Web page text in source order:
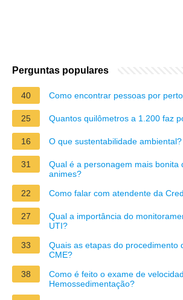
Perguntas populares
40 Como encontrar pessoas por
25 Quantos quilômetros a 1.200 faz
16 O que sustentabilidade ambiental?
31
Qual é a personagem mais bonita
animes?
22
Como falar com atendente da
27
Qual a importância do
UTI?
33
Quais as etapas do procedimento
CME?
38
Como é feito o exame de
Hemossedimentação?